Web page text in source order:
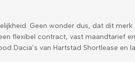
Geen wonder dus, dat dit merk
flexibel contract, vast maandtarief
Dacia’s van Hartstad Shortlease en